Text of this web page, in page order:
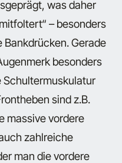
was daher
– besonders
Gerade
besonders
Schultermuskulatur
sind z.B.
massive vordere
zahlreiche
man die vordere